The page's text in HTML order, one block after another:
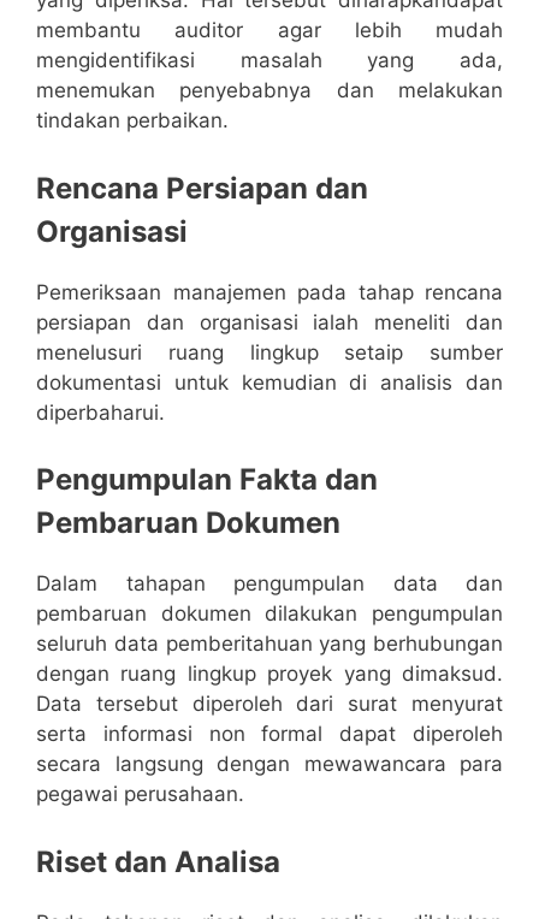
membantu auditor agar lebih mudah
mengidentifikasi masalah yang ada,
menemukan penyebabnya dan melakukan
tindakan perbaikan.
Rencana Persiapan dan
Organisasi
Pemeriksaan manajemen pada tahap rencana
persiapan dan organisasi ialah meneliti dan
menelusuri ruang lingkup setaip sumber
dokumentasi untuk kemudian di analisis dan
diperbaharui.
Pengumpulan Fakta dan
Pembaruan Dokumen
Dalam tahapan pengumpulan data dan
pembaruan dokumen dilakukan pengumpulan
seluruh data pemberitahuan yang berhubungan
dengan ruang lingkup proyek yang dimaksud.
Data tersebut diperoleh dari surat menyurat
serta informasi non formal dapat diperoleh
secara langsung dengan mewawancara para
pegawai perusahaan.
Riset dan Analisa